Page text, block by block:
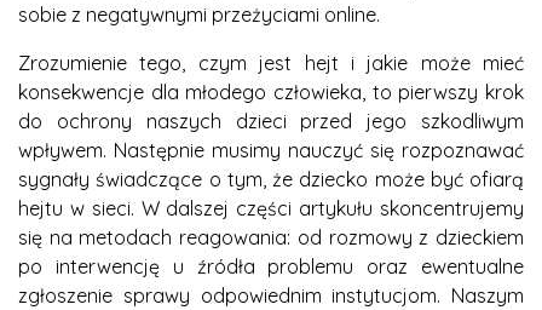
sobie z negatywnymi przeżyciami online.
Zrozumienie tego, czym jest hejt i jakie może mieć
konsekwencje dla młodego człowieka, to pierwszy krok
do ochrony naszych dzieci przed jego szkodliwym
wpływem. Następnie musimy nauczyć się rozpoznawać
sygnały świadczące o tym, że dziecko może być ofiarą
hejtu w sieci. W dalszej części artykułu skoncentrujemy
się na metodach reagowania: od rozmowy z dzieckiem
po interwencję u źródła problemu oraz ewentualne
zgłoszenie sprawy odpowiednim instytucjom. Naszym